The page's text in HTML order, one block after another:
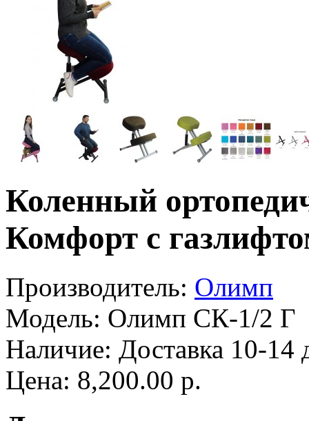
Коленный
Комфорт с
Производитель: Олимп
Модель: Олимп СК-1/2 Г
Наличие: Доставка 10-14
Цена: 8,200.00 р.